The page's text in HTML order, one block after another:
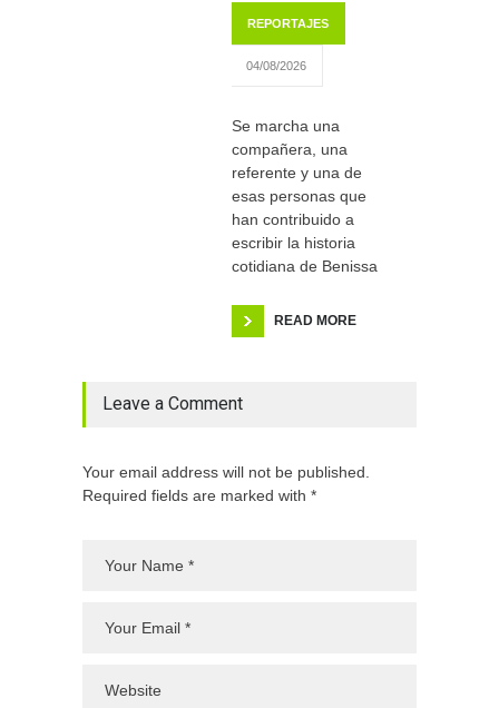
REPORTAJES
04/08/2026
Se marcha una
compañera, una
referente y una de
esas personas que
han contribuido a
escribir la historia
cotidiana de Benissa
READ MORE
Leave a Comment
Your email address will not be published.
Required fields are marked with *